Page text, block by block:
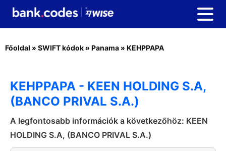
Főoldal » SWIFT kódok » Panama » KEHPPAPA
KEHPPAPA - KEEN HOLDING S.A,
(BANCO PRIVAL S.A.)
A legfontosabb információk a következőhöz: KEEN
HOLDING S.A, (BANCO PRIVAL S.A.)